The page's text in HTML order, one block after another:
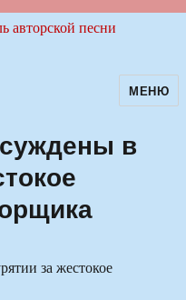
авторскойМЕНЮ
в